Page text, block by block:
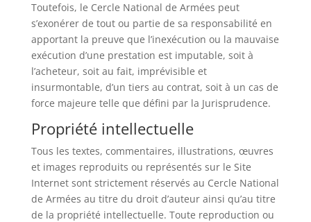
Toutefois, le Cercle National de Armées peut
s’exonérer de tout ou partie de sa responsabilité en
apportant la preuve que l’inexécution ou la mauvaise
exécution d’une prestation est imputable, soit à
l’acheteur, soit au fait, imprévisible et
insurmontable, d’un tiers au contrat, soit à un cas de
force majeure telle que défini par la Jurisprudence.
Propriété intellectuelle
Tous les textes, commentaires, illustrations, œuvres
et images reproduits ou représentés sur le Site
Internet sont strictement réservés au Cercle National
de Armées au titre du droit d’auteur ainsi qu’au titre
de la propriété intellectuelle. Toute reproduction ou